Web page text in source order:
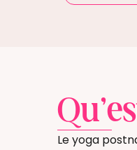
Le yoga